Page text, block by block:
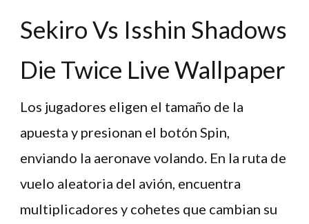
Sekiro Vs Isshin Shadows
Die Twice Live Wallpaper
Los jugadores eligen el tamaño de la
apuesta y presionan el botón Spin,
enviando la aeronave volando. En la ruta de
vuelo aleatoria del avión, encuentra
multiplicadores y cohetes que cambian su